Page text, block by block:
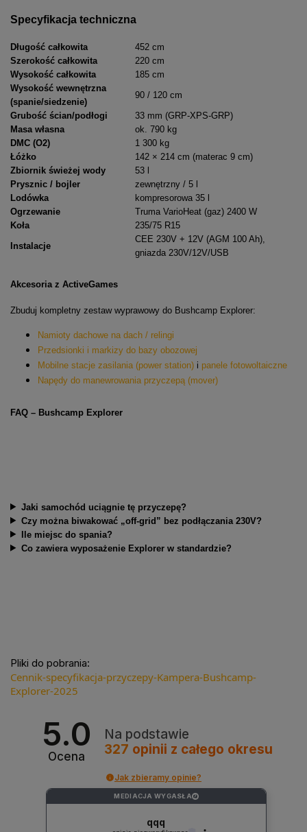
Specyfikacja techniczna
Długość całkowita
452 cm
Szerokość całkowita
220 cm
Wysokość całkowita
185 cm
Wysokość wewnętrzna
(spanie/siedzenie)
90 / 120 cm
Grubość ścian/podłogi
33 mm (GRP-XPS-GRP)
Masa własna
ok. 790 kg
DMC (O2)
1 300 kg
Łóżko
142 × 214 cm (materac 9 cm)
Zbiornik świeżej wody
53 l
Prysznic / bojler
zewnętrzny / 5 l
Lodówka
kompresorowa 35 l
Ogrzewanie
Truma VarioHeat (gaz) 2400 W
Koła
235/75 R15
Instalacje
CEE 230V + 12V (AGM 100 Ah),
gniazda 230V/12V/USB
Akcesoria z ActiveGames
Zbuduj kompletny zestaw wyprawowy do Bushcamp Explorer:
Namioty dachowe na dach / relingi
Przedsionki i markizy do bazy obozowej
Mobilne stacje zasilania (power station) i panele fotowoltaiczne
Napędy do manewrowania przyczepą (mover)
FAQ – Bushcamp Explorer
Jaki samochód uciągnie tę przyczepę?
Czy można biwakować „off-grid” bez podłączania 230V?
Ile miejsc do spania?
Co zawiera wyposażenie Explorer w standardzie?
Pliki do pobrania:
Cennik-specyfikacja-przyczepy-Kampera-Bushcamp-
Explorer-2025
5.0
Ocena
Na podstawie
327 opinii z całego okresu
Jak zbieramy opinie?
MEDIACJA WYGASŁA ?
qqq